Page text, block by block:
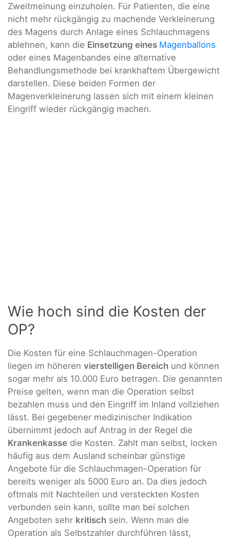
Zweitmeinung einzuholen. Für Patienten, die eine
nicht mehr rückgängig zu machende Verkleinerung
des Magens durch Anlage eines Schlauchmagens
ablehnen, kann die Einsetzung eines Magenballons
oder eines Magenbandes eine alternative
Behandlungsmethode bei krankhaftem Übergewicht
darstellen. Diese beiden Formen der
Magenverkleinerung lassen sich mit einem kleinen
Eingriff wieder rückgängig machen.
Wie hoch sind die Kosten der
OP?
Die Kosten für eine Schlauchmagen-Operation
liegen im höheren vierstelligen Bereich und können
sogar mehr als 10.000 Euro betragen. Die genannten
Preise gelten, wenn man die Operation selbst
bezahlen muss und den Eingriff im Inland vollziehen
lässt. Bei gegebener medizinischer Indikation
übernimmt jedoch auf Antrag in der Regel die
Krankenkasse die Kosten. Zahlt man selbst, locken
häufig aus dem Ausland scheinbar günstige
Angebote für die Schlauchmagen-Operation für
bereits weniger als 5000 Euro an. Da dies jedoch
oftmals mit Nachteilen und versteckten Kosten
verbunden sein kann, sollte man bei solchen
Angeboten sehr kritisch sein. Wenn man die
Operation als Selbstzahler durchführen lässt,